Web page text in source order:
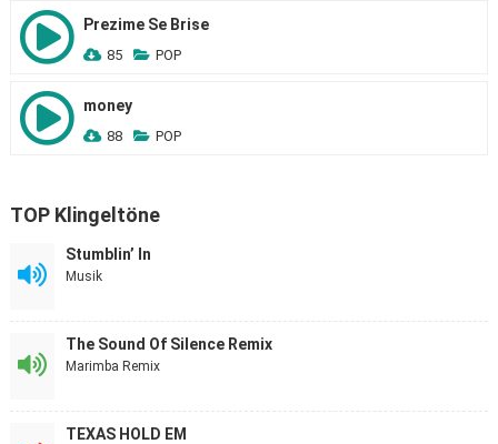
Prezime Se Brise
85 POP
money
88 POP
TOP Klingeltöne
Stumblin’ In
Musik
The Sound Of Silence Remix
Marimba Remix
TEXAS HOLD EM